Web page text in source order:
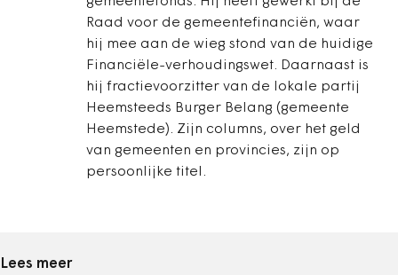
Raad voor de gemeentefinanciën, waar
hij mee aan de wieg stond van de huidige
Financiële-verhoudingswet. Daarnaast is
hij fractievoorzitter van de lokale partij
Heemsteeds Burger Belang (gemeente
Heemstede). Zijn columns, over het geld
van gemeenten en provincies, zijn op
persoonlijke titel.
Lees meer